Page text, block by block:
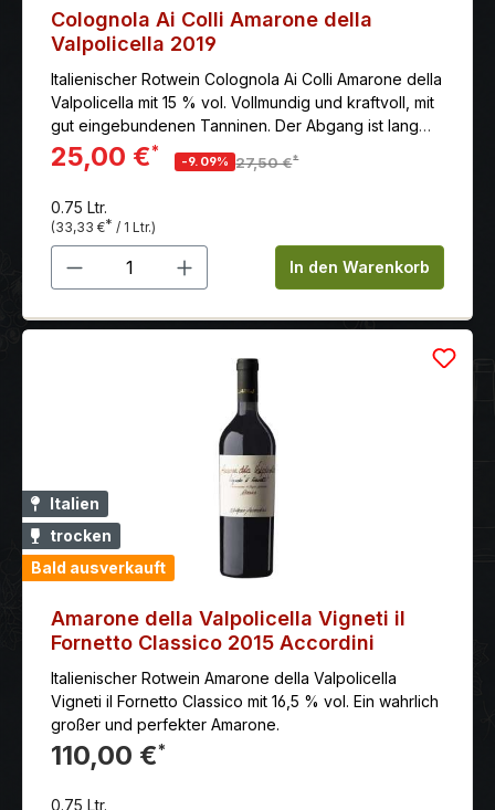
Colognola Ai Colli Amarone della
Valpolicella 2019
Italienischer Rotwein Colognola Ai Colli Amarone della
Valpolicella mit 15 % vol. Vollmundig und kraftvoll, mit
gut eingebundenen Tanninen. Der Abgang ist lang
und anhaltend. Dieser charaktervolle Amarone stammt
aus dem Valpolicella, nördlich von Verona, aus der
Denominazione di Origine Controllata entspricht
einem Qualitätswein bestimmter Anbaugebiete.
Bodenbeschaffenheit: Kalkhaltige
Lehmverwitterungsböden. Rebsorten: Der Amarone
Traubensorten Corvina Veronese, Rondinella und
Trauben erzeugt, auf Strohmatten getrocknet und
erst im Frühjahr in rosiniertem Zustand gekeltert
Beschreibung: Leuchtendes Rubinrot; feinwürzige
Aromen von Kaffee, Tabak und Vanille, reifen
schwarzen Beerenfrüchten, Anklänge von
Bitterschokolade; herzhafte Fruchtfülle, feste
Tanninstruktur, anhaltend, nuancenreich; ein
klassischer Amarone aus gutem Hause!
25,00 €*
-9.09% 27,50 €*
0.75 Ltr.
(33,33 €* / 1 Ltr.)
Produkt Anzahl: Gib denIn den Warenkorb
Italien
trocken
Bald ausverkauft
Amarone della Valpolicella Vigneti il
Fornetto Classico 2015 Accordini
Italienischer Rotwein Amarone della Valpolicella
Vigneti il Fornetto Classico mit 16,5 % vol. Ein wahrlich
großer und perfekter Amarone.
110,00 €*
0.75 Ltr.